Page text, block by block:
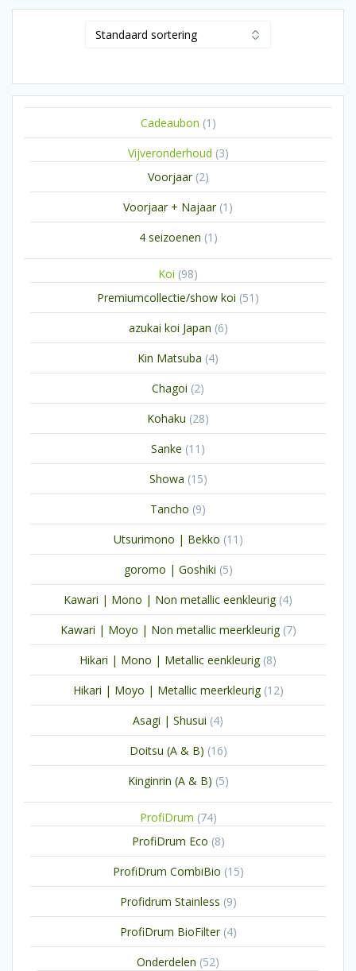
Cadeaubon 1 1
product
Vijveronderhoud 33
Voorjaar 22
producten
Voorjaar + Najaar 1 1
product
4 seizoenen 1 1
Koi 9898
producten
Premiumcollectie/show koi 51 51
producten
azukai koi Japan 66
producten
Kin Matsuba 44
producten
Chagoi 22
producten
Kohaku 2828
producten
Sanke 11 11
producten
Showa 1515
producten
Tancho 99
producten
Utsurimono | Bekko 11 11
producten
goromo | Goshiki 55
producten
Kawari | Mono | Non metallic eenkleurig 44
producten
Kawari | Moyo | Non metallic meerkleurig 77
producten
Hikari | Mono | Metallic eenkleurig 88
producten
Hikari | Moyo | Metallic meerkleurig 1212
producten
Asagi | Shusui 44
producten
Doitsu (A & B) 1616
producten
Kinginrin (A & B) 55
ProfiDrum 7474
ProfiDrum Eco 88
producten
ProfiDrum CombiBio 1515
producten
Profidrum Stainless 99
producten
ProfiDrum BioFilter 44
producten
Onderdelen 5252